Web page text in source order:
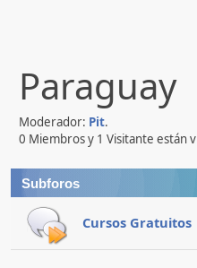
Paraguay
Moderador: Pit.
0 Miembros y 1 Visitante están
Subforos
Cursos Gratuitos